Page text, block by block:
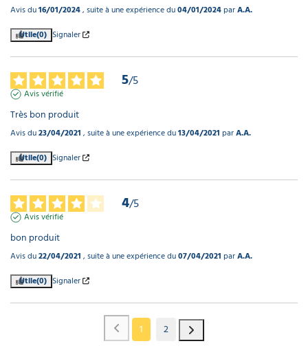
Avis du16/01/2024, suite à une expérience du04/01/2024parA.A.
Utile(0) Signaler
5/5
Avis vérifié
Très bon produit
Avis du23/04/2021 , suite à une expérience du13/04/2021 parA.A.
Utile(0) Signaler
4/5
Avis vérifié
bon produit
Avis du22/04/2021 , suite à une expérience du07/04/2021 parA.A.
Utile(0) Signaler
1 2